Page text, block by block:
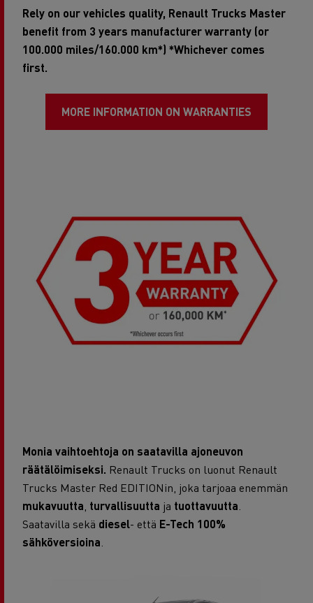
Rely on our vehicles quality, Renault Trucks Master
benefit from 3 years manufacturer warranty (or
100.000 miles/160.000 km*) *Whichever comes
first.
MORE INFORMATION ON WARRANTIES
Monia vaihtoehtoja on saatavilla ajoneuvon
räätälöimiseksi. Renault Trucks on luonut Renault
Trucks Master Red EDITIONin, joka tarjoaa enemmän
mukavuutta, turvallisuutta ja tuottavuutta.
Saatavilla sekä diesel- että E-Tech 100%
sähköversioina.